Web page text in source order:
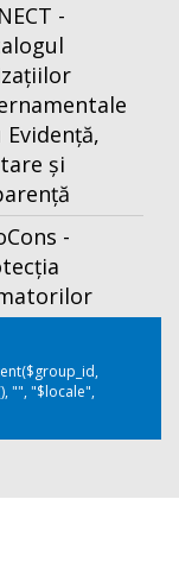
-
și
-
"", "$locale",